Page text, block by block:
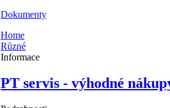
Dokumenty
Home
Různé
Informace
PT servis - výhodné